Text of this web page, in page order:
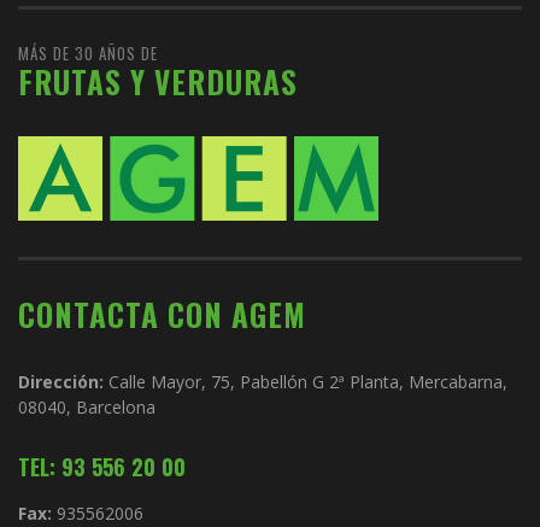
MÁS DE 30 AÑOS DE
FRUTAS Y VERDURAS
CONTACTA CON AGEM
Dirección: Calle Mayor, 75, Pabellón G 2ª Planta, Mercabarna,
08040, Barcelona
TEL: 93 556 20 00
Fax: 935562006